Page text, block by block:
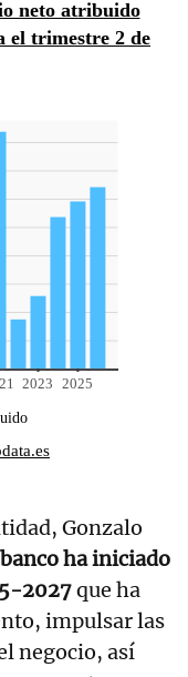
Gonzalo
ha iniciado
2027que ha
impulsar las
negocio, así